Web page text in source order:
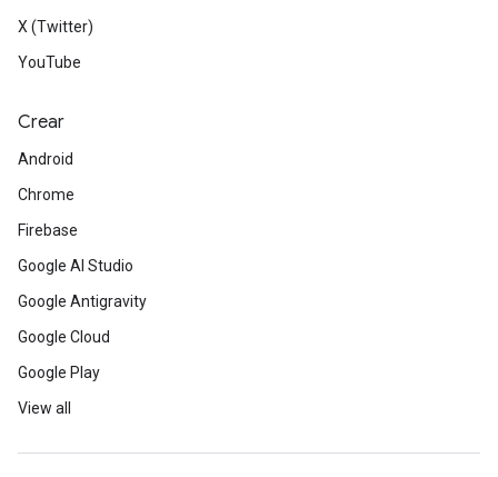
X (Twitter)
YouTube
Crear
Android
Chrome
Firebase
Google AI Studio
Google Antigravity
Google Cloud
Google Play
View all